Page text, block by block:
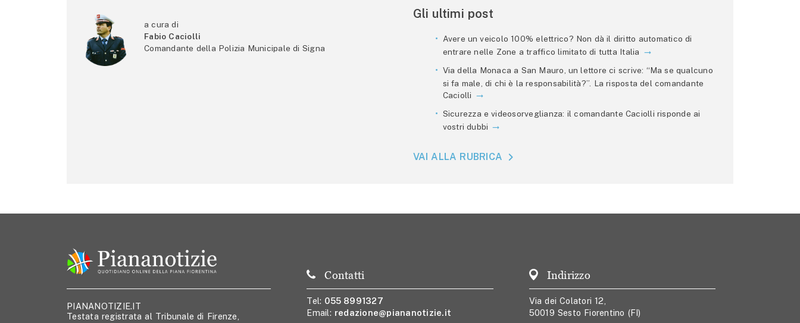
a cura di
Fabio Caciolli
Comandante della Polizia Municipale di Signa
Gli ultimi post
Avere un veicolo 100% elettrico? Non dà il diritto automatico di
entrare nelle Zone a traffico limitato di tutta Italia
Via della Monaca a San Mauro, un lettore ci scrive: “Ma se qualcuno
si fa male, di chi è la responsabilità?”. La risposta del comandante
Caciolli
Sicurezza e videosorveglianza: il comandante Caciolli risponde ai
vostri dubbi
VAI ALLA RUBRICA
PIANANOTIZIE.IT
Testata registrata al Tribunale di Firenze,
Contatti
Tel: 055 8991327
Email: redazione@piananotizie.it
Indirizzo
Via dei Colatori 12,
50019 Sesto Fiorentino (FI)